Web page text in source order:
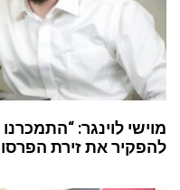
מוישי לוינגר:
להפקיר את זירת